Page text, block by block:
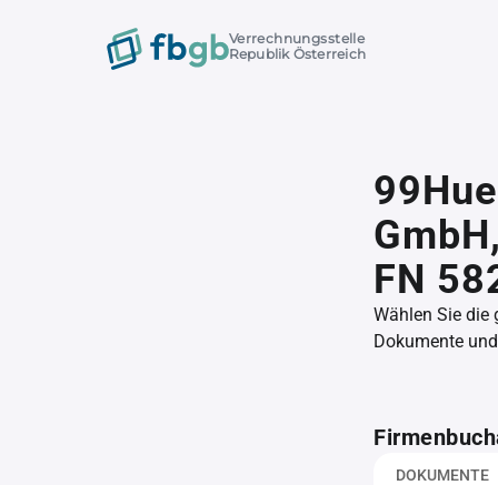
Verrechnungsstelle
Republik Österreich
FN
Wählen Sie die
Dokumente
DOKUMENTE